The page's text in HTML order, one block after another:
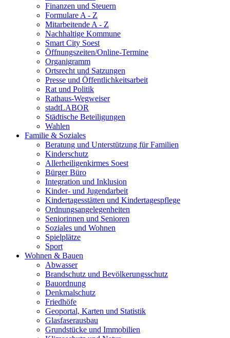
Finanzen und Steuern
Formulare A - Z
Mitarbeitende A - Z
Nachhaltige Kommune
Smart City Soest
Öffnungszeiten/Online-Termine
Organigramm
Ortsrecht und Satzungen
Presse und Öffentlichkeitsarbeit
Rat und Politik
Rathaus-Wegweiser
stadtLABOR
Städtische Beteiligungen
Wahlen
Familie & Soziales
Beratung und Unterstützung für Familien
Kinderschutz
Allerheiligenkirmes Soest
Bürger Büro
Integration und Inklusion
Kinder- und Jugendarbeit
Kindertagesstätten und Kindertagespflege
Ordnungsangelegenheiten
Seniorinnen und Senioren
Soziales und Wohnen
Spielplätze
Sport
Wohnen & Bauen
Abwasser
Brandschutz und Bevölkerungsschutz
Bauordnung
Denkmalschutz
Friedhöfe
Geoportal, Karten und Statistik
Glasfaserausbau
Grundstücke und Immobilien